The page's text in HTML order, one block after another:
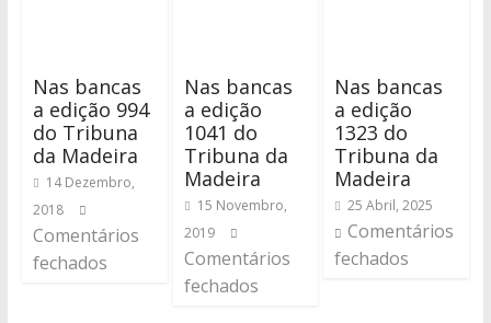
Nas bancas
a edição 994
do Tribuna
da Madeira
14 Dezembro,
2018
Comentários
fechados
Nas bancas
a edição
1041 do
Tribuna da
Madeira
15 Novembro,
2019
Comentários
fechados
Nas bancas
a edição
1323 do
Tribuna da
Madeira
25 Abril, 2025
Comentários
fechados